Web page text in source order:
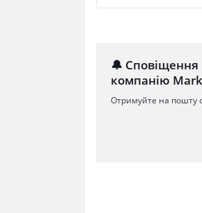
🔔 Сповіщення
компанію
Отримуйте на пошту